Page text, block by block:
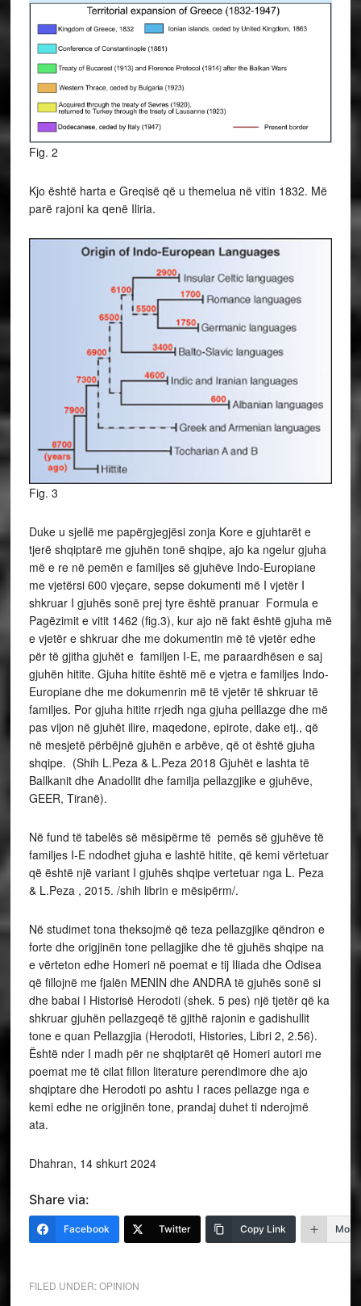
Fig. 2
Kjo është harta e Greqisë që u themelua në vitin 1832. Më
parë rajoni ka qenë Iliria.
Fig. 3
Duke u sjellë me papërgjegjësi zonja Kore e gjuhtarët e
tjerë shqiptarë me gjuhën tonë shqipe, ajo ka ngelur gjuha
më e re në pemën e familjes së gjuhëve Indo-Europiane
me vjetërsi 600 vjeçare, sepse dokumenti më I vjetër I
shkruar I gjuhës sonë prej tyre është pranuar Formula e
Pagëzimit e vitit 1462 (fig.3), kur ajo në fakt është gjuha më
e vjetër e shkruar dhe me dokumentin më të vjetër edhe
për të gjitha gjuhët e familjen I-E, me paraardhësen e saj
gjuhën hitite. Gjuha hitite është më e vjetra e familjes Indo-
Europiane dhe me dokumenrin më të vjetër të shkruar të
familjes. Por gjuha hitite rrjedh nga gjuha pelllazge dhe më
pas vijon në gjuhët ilire, maqedone, epirote, dake etj., që
në mesjetë përbëjnë gjuhën e arbëve, që ot është gjuha
shqipe. (Shih L.Peza & L.Peza 2018 Gjuhët e lashta të
Ballkanit dhe Anadollit dhe familja pellazgjike e gjuhëve,
GEER, Tiranë).
Në fund të tabelës së mësipërme të pemës së gjuhëve të
familjes I-E ndodhet gjuha e lashtë hitite, që kemi vërtetuar
që është një variant I gjuhës shqipe vertetuar nga L. Peza
& L.Peza , 2015. /shih librin e mësipërm/.
Në studimet tona theksojmë që teza pellazgjike qëndron e
forte dhe origjinën tone pellagjike dhe të gjuhës shqipe na
e vërteton edhe Homeri në poemat e tij Iliada dhe Odisea
që fillojnë me fjalën MENIN dhe ANDRA të gjuhës sonë si
dhe babai I Historisë Herodoti (shek. 5 pes) një tjetër që ka
shkruar gjuhën pellazgeqë të gjithë rajonin e gadishullit
tone e quan Pellazgjia (Herodoti, Histories, Libri 2, 2.56).
Është nder I madh për ne shqiptarët që Homeri autori me
poemat me të cilat fillon literature perendimore dhe ajo
shqiptare dhe Herodoti po ashtu I races pellazge nga e
kemi edhe ne origjinën tone, prandaj duhet ti nderojmë
ata.
Dhahran, 14 shkurt 2024
Share via:
Facebook Twitter Copy Link More
FILED UNDER:OPINION